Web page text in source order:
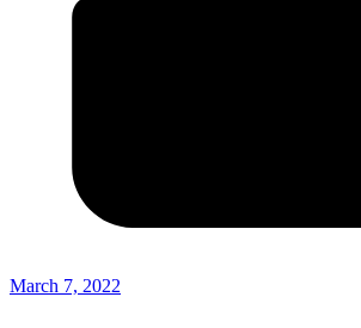
March 7, 2022